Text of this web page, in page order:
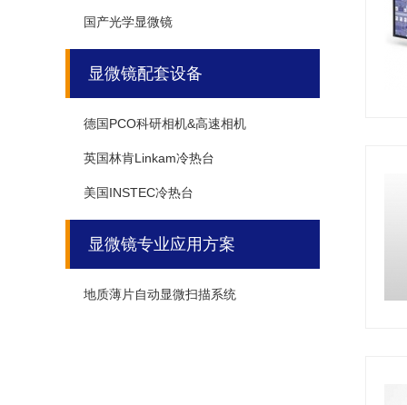
国产光学显微镜
显微镜配套设备
德国PCO科研相机&高速相机
英国林肯Linkam冷热台
美国INSTEC冷热台
显微镜专业应用方案
地质薄片自动显微扫描系统